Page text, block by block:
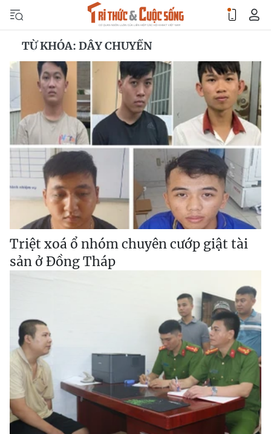
TỪ KHÓA: DÂY CHUYỀN
Triệt xoá ổ nhóm chuyên cướp giật tài
sản ở Đồng Tháp